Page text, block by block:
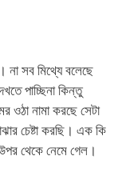
না সব মিথ্যে বলেছে
পাচ্ছিনা কিন্তু
ওঠা নামা করছে সেটা
চেষ্টা করছি। এক কি
থেকে নেমে গেল।